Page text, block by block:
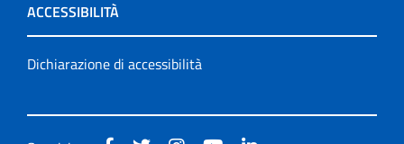
ACCESSIBILITÀ
Dichiarazione di accessibilità